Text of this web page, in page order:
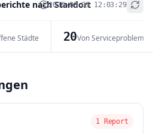
nach Standort
2026-08-09 12:03:29
Städte 20Von
+
1 Report